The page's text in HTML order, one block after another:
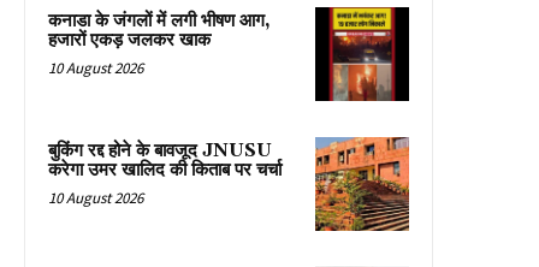
कनाडा के जंगलों में लगी भीषण आग,
हजारों एकड़ जलकर खाक
10 August 2026
बुकिंग रद्द होने के बावजूद JNUSU
करेगा उमर खालिद की किताब पर चर्चा
10 August 2026